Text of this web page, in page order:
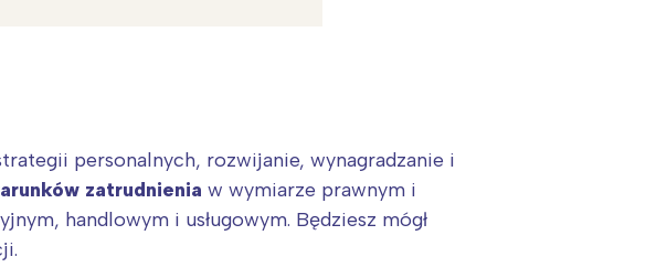
personalnych, rozwijanie, wynagradzanie i
zatrudnienia w wymiarze prawnym i
handlowym i usługowym. Będziesz mógł